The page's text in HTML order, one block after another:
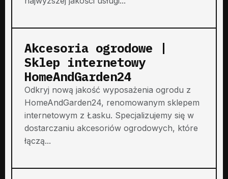
Akcesoria ogrodowe |
Sklep internetowy
HomeAndGarden24
Odkryj nową jakość wyposażenia ogrodu z
HomeAndGarden24, renomowanym sklepem
internetowym z Łasku. Specjalizujemy się w
dostarczaniu akcesoriów ogrodowych, które
łączą...